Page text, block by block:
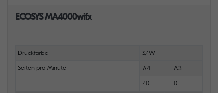
ECOSYS MA4000wifx
Druckfarbe S/W
Seiten pro Minute A4 A3
40 0